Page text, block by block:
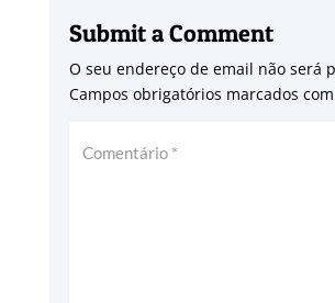
Submit a Comment
O seu endereço de email não será
Campos obrigatórios marcados com